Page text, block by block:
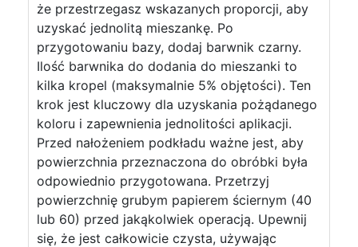
że przestrzegasz wskazanych proporcji, aby
uzyskać jednolitą mieszankę. Po
przygotowaniu bazy, dodaj barwnik czarny.
Ilość barwnika do dodania do mieszanki to
kilka kropel (maksymalnie 5% objętości). Ten
krok jest kluczowy dla uzyskania pożądanego
koloru i zapewnienia jednolitości aplikacji.
Przed nałożeniem podkładu ważne jest, aby
powierzchnia przeznaczona do obróbki była
odpowiednio przygotowana. Przetrzyj
powierzchnię grubym papierem ściernym (40
lub 60) przed jakąkolwiek operacją. Upewnij
się, że jest całkowicie czysta, używając